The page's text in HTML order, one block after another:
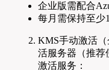
企业版需配合
每月需保持至少
KMS手动激活
活服务器（推荐
激活服务：